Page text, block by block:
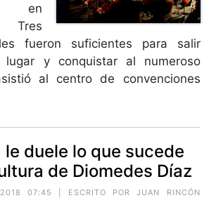
en
Tres
fueron suficientes para salir
lugar y conquistar al numeroso
al centro de convenciones
le duele lo que sucede
de Diomedes Díaz
2018 07:45 | ESCRITO PORJUAN RINCÓN